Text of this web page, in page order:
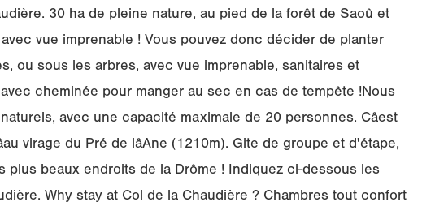
30 ha de pleine nature, au pied de la forêt de Saoû et
vue imprenable ! Vous pouvez donc décider de planter
ou sous les arbres, avec vue imprenable, sanitaires et
cheminée pour manger au sec en cas de tempête !Nous
avec une capacité maximale de 20 personnes. Câest
virage du Pré de lâAne (1210m). Gite de groupe et d'étape,
plus beaux endroits de la Drôme ! Indiquez ci-dessous les
Why stay at Col de la Chaudière ? Chambres tout confort